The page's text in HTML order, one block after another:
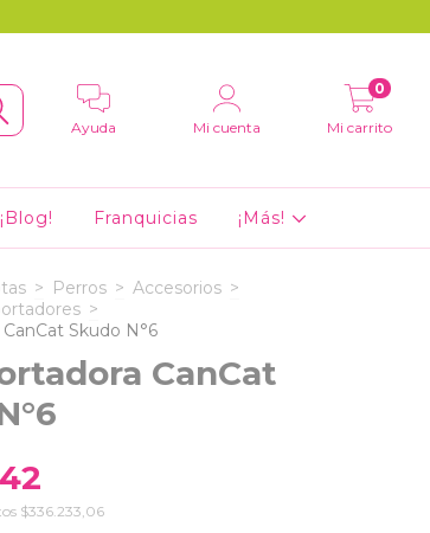
Ayuda Mi cuenta Mi carrito
0
¡Blog! Franquicias ¡Más!
> Perros > Accesorios >
>
Skudo N°6
CanCat
$336.233,06